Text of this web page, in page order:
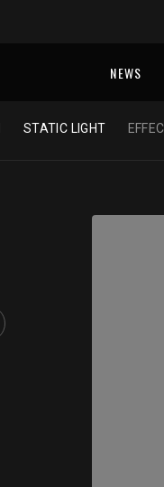
NEWS
STATIC LIGHT